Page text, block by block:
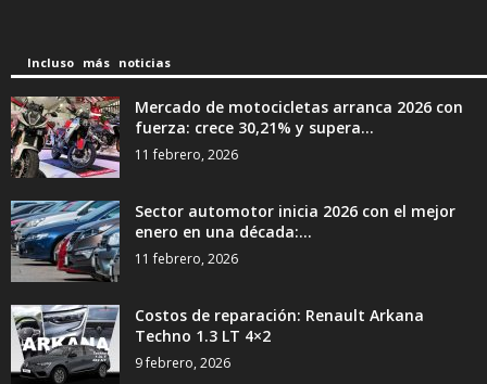
Incluso más noticias
Mercado de motocicletas arranca 2026 con
fuerza: crece 30,21% y supera...
11 febrero, 2026
Sector automotor inicia 2026 con el mejor
enero en una década:...
11 febrero, 2026
Costos de reparación: Renault Arkana
Techno 1.3 LT 4×2
9 febrero, 2026